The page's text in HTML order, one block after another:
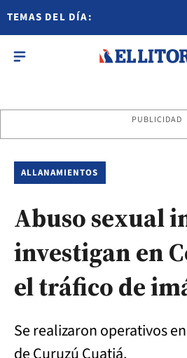
TEMAS DEL DÍA:
PUBLICIDAD
ALLANAMIENTOS
Abuso sexual
investigan en
el tráfico de
Se realizaron operativos